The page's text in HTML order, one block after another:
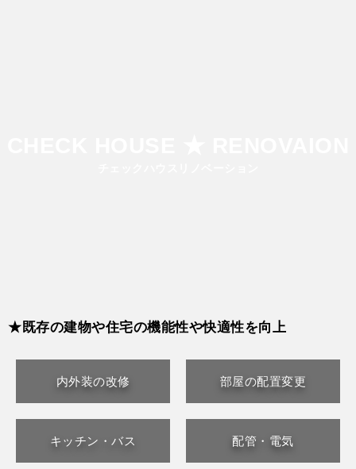
★既存の建物や住宅の機能性や快適性を向上
内外装の改修 部屋の配置変更
キッチン・バス 配管・電気